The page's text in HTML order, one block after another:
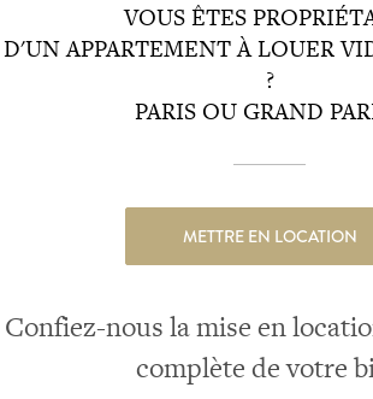
VOUS ÊTES
D'UN APPARTEMENT À LOUER
?
PARIS OU GRAND
METTRE EN LOCATION
Confiez-nous la mise en
complète de votre